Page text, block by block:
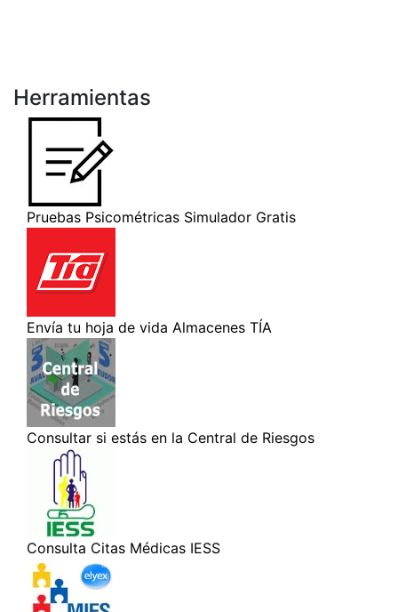
Herramientas